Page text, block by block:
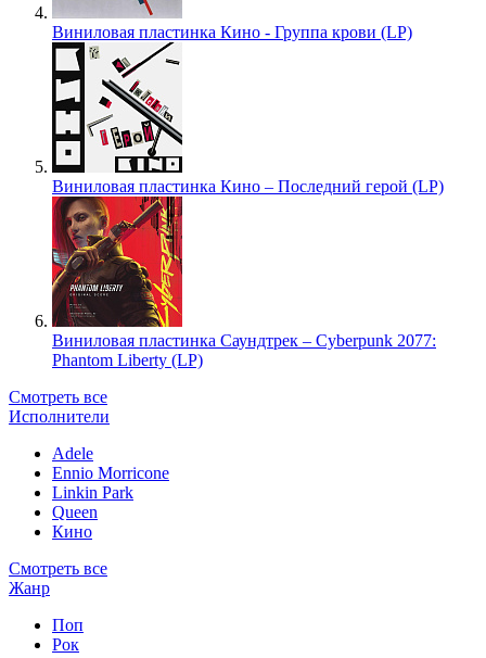
Виниловая пластинка Кино - Группа крови (LP)
Виниловая пластинка Кино – Последний герой (LP)
Виниловая пластинка Саундтрек – Cyberpunk 2077:
Phantom Liberty (LP)
Смотреть все
Исполнители
Adele
Ennio Morricone
Linkin Park
Queen
Кино
Смотреть все
Жанр
Поп
Рок